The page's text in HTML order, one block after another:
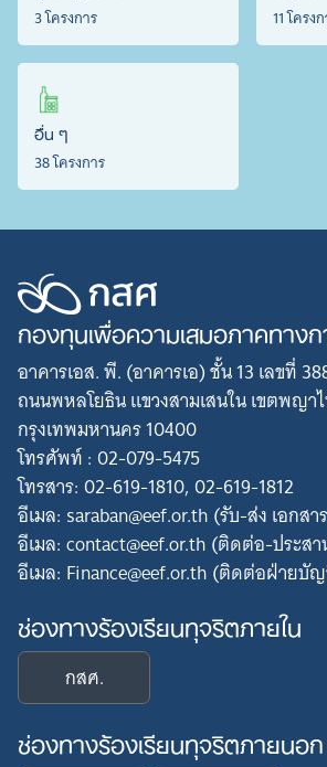
3 โครงการ 11 โครง
อื่น ๆ
38 โครงการ
กองทุนเพื่อความเสมอภาคทาง
อาคารเอส. พี. (อาคารเอ) ชั้น 13 เลขที่
ถนนพหลโยธิน แขวงสามเสนใน เขตพญา
กรุงเทพมหานคร 10400
โทรศัพท์ : 02-079-5475
โทรสาร: 02-619-1810, 02-619-1812
อีเมล: saraban@eef.or.th (รับ-ส่ง เอกสา
อีเมล: contact@eef.or.th (ติดต่อ-ประสา
อีเมล: Finance@eef.or.th (ติดต่อฝ่ายบั
ช่องทางร้องเรียนทุจริตภายใน
กสศ.
ช่องทางร้องเรียนทุจริตภายนอก